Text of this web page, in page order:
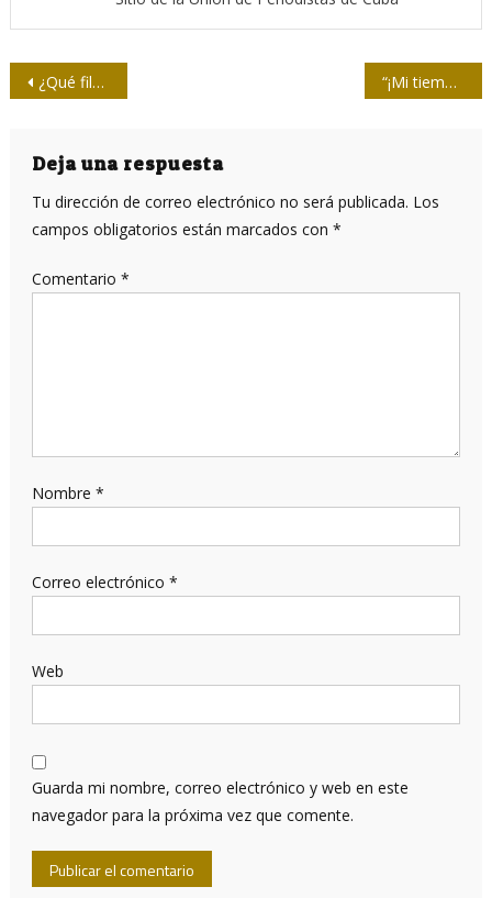
Navegación
entradas
¿Qué filmes competirán en el 39 Festival del Nuevo Cine Latinoamericano? “¡Mi tiempo sigue siendo el tiempo de Fidel!”
Deja una respuesta
Tu dirección de correo electrónico no será publicada. Los
campos obligatorios están marcados con *
Comentario *
Nombre *
Correo electrónico *
Web
Guarda mi nombre, correo electrónico y web en este
navegador para la próxima vez que comente.